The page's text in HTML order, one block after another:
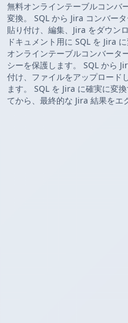
無料オンラインテーブルコンバ
変換。 SQL から Jira コンバー
貼り付け、編集、Jira をダウン
ドキュメント用に SQL を Jira
オンラインテーブルコンバータ
シーを保護します。 SQL から
付け、ファイルをアップロード
ます。 SQL を Jira に確実に変
てから、最終的な Jira 結果をエ